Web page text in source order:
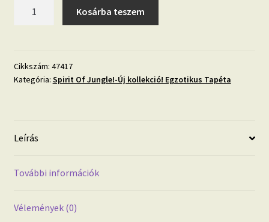
szürke,
barna,
design
47417
2023
Kosárba teszem
Cikkszám: 47417
Kategória: Spirit Of Jungle!-Új kollekció! Egzotikus Tapéta
Leírás
További információk
Vélemények (0)